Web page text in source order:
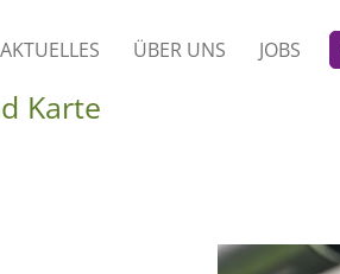
AKTUELLES ÜBER UNS JOBS
Karte